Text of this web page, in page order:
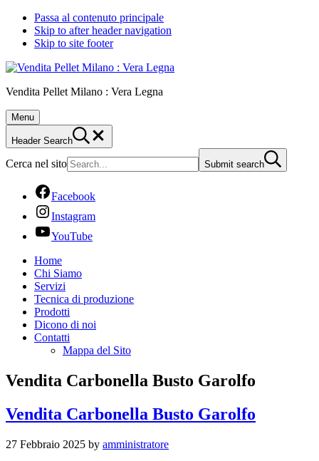
Passa al contenuto principale
Skip to after header navigation
Skip to site footer
Vendita Pellet Milano : Vera Legna
Menu
Header Search
Cerca nel sito Submit search
Facebook
Instagram
YouTube
Home
Chi Siamo
Servizi
Tecnica di produzione
Prodotti
Dicono di noi
Contatti
Mappa del Sito
Vendita Carbonella Busto Garolfo
Vendita Carbonella Busto Garolfo
27 Febbraio 2025 by amministratore